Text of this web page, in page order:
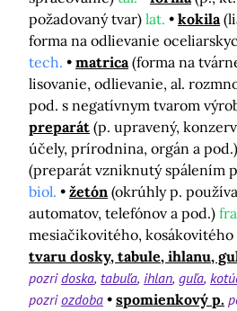
požadovaný tvar) lat. kokila
forma na odlievanie
tech.
matrica (forma na
lisovanie, odlievanie, al.
pod. s negatívnym tvarom
preparát (p. upravený,
účely, prírodnina, orgán a pod.)
(preparát vzniknutý spálením
biol.
žetón (okrúhly p.
automatov, telefónov a pod.)
mesiačikovitého,
tvaru dosky, tabule, ihlanu,
pozridoska tabuľa ihlan guľa
pozriozdoba spomienkový p.